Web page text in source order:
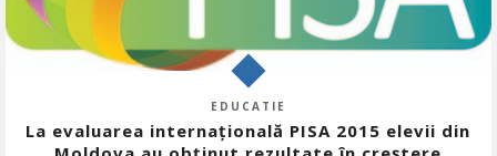
EDUCATIE
La evaluarea internațională PISA 2015 elevii din